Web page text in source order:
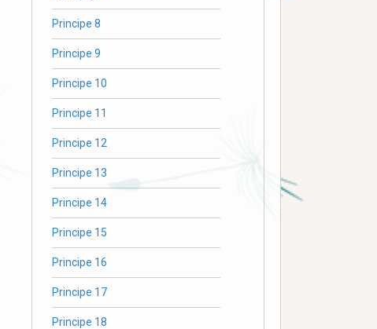
Principe 8
Principe 9
Principe 10
Principe 11
Principe 12
Principe 13
Principe 14
Principe 15
Principe 16
Principe 17
Principe 18